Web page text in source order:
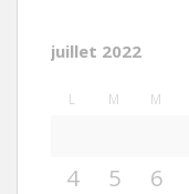
juillet 2022
L M M
4
5 6